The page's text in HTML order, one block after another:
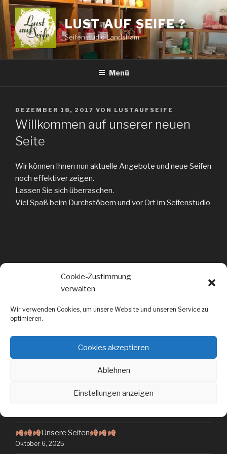
Cookie-Zustimmung
verwalten
Wir verwenden Cookies, um unsere Website und unseren Service zu
optimieren.
Cookies akzeptieren
Ablehnen
Einstellungen anzeigen
Zum
Inhalt
springen
LUST AUF SEIFE ?
Seifenstudio Landsham
Menü
VERÖFFENTLICHT
AM
DEZEMBER 18, 2017 VON LUSTAUFSEIFE
Willkommen auf unserer neuen
Seite
Wir können Ihnen nun aktuelle Angebote und neue Seifen
noch effektiver zeigen.
Lassen Sie sich überraschen.
Viel Spaß beim Durchstöbern und vor Ort im Seifenstudio
Bei uns steht Weihnachten vor der Türe
Unsere Seifen
Oktober 6, 2025